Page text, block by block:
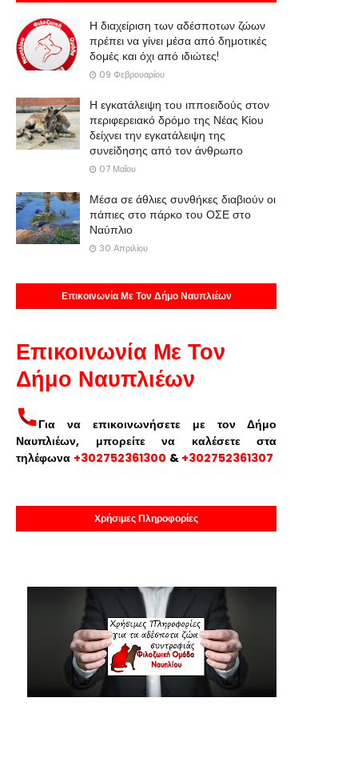
Η διαχείριση των αδέσποτων ζώων
πρέπει να γίνει μέσα από δημοτικές
δομές και όχι από ιδιώτες!
09 Φεβρουαρίου
Η εγκατάλειψη του ιπποειδούς στον
περιφερειακό δρόμο της Νέας Κίου
δείχνει την εγκατάλειψη της
συνείδησης από τον άνθρωπο
07 Μαΐου
Μέσα σε άθλιες συνθήκες διαβιούν οι
πάπιες στο πάρκο του ΟΣΕ στο
Ναύπλιο
30 Απριλίου
Επικοινωνία Με Τον Δήμο Ναυπλιέων
Επικοινωνία Με Τον
Δήμο Ναυπλιέων
Για να επικοινωνήσετε με τον Δήμο
Ναυπλιέων, μπορείτε να καλέσετε στα
τηλέφωνα +302752361300 & +302752361307
Χρήσιμες Πληροφορίες